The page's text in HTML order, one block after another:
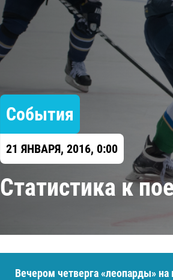
Локомотив
Северсталь
ЦСКА
Шанхайские Драконы
События
21 ЯНВАРЯ, 2016, 0:00
Статистика к
Вечером четверга «леопарды»